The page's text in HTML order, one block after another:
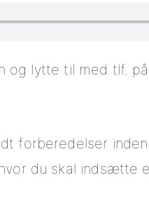
og lytte til med tlf.
forberedelser
du skal indsætte